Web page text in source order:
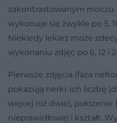
zakontrastowanym moczu.
wykonuje się zwykle po 5,
Niekiedy lekarz może
wykonaniu zdjęć po 6, 12 i
Pierwsze zdjęcia (faza
pokazują nerki: ich liczbę
więcej niż dwie), położenie
nieprawidłowe) i kształt.